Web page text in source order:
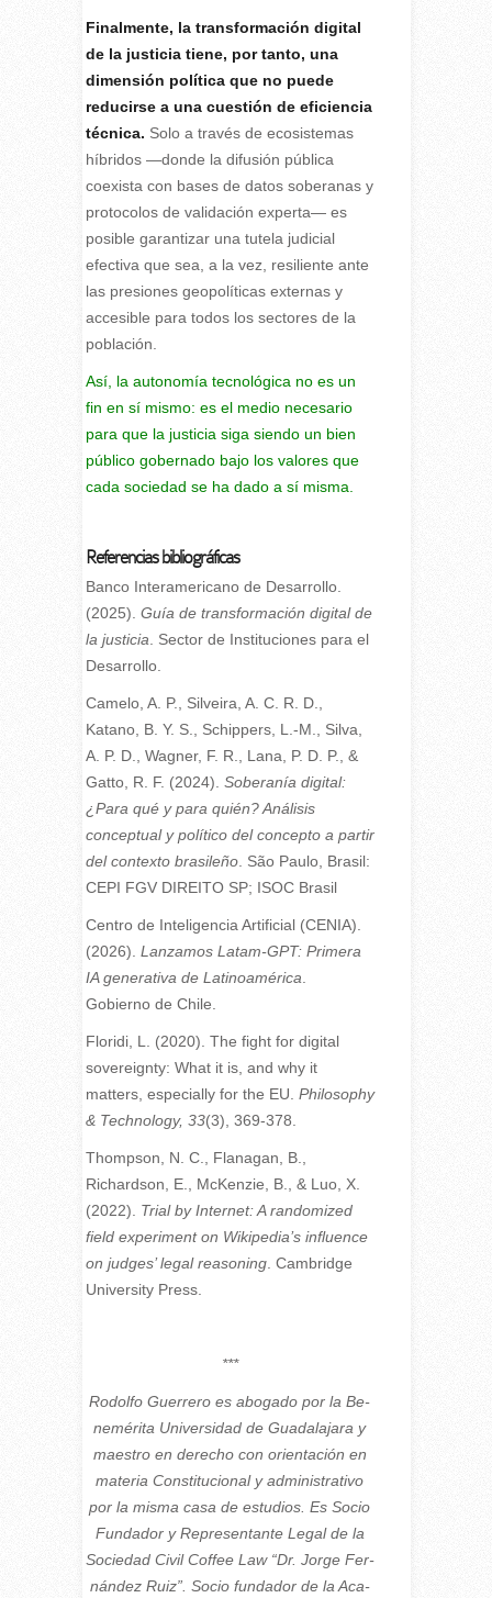
Finalmente, la transformación digital
de la justicia tiene, por tanto, una
dimensión política que no puede
reducirse a una cuestión de eficiencia
técnica. Solo a través de ecosistemas
híbridos —donde la difusión pública
coexista con bases de datos soberanas y
protocolos de validación experta— es
posible garantizar una tutela judicial
efectiva que sea, a la vez, resiliente ante
las presiones geopolíticas externas y
accesible para todos los sectores de la
población.
Así, la autonomía tecnológica no es un
fin en sí mismo: es el medio necesario
para que la justicia siga siendo un bien
público gobernado bajo los valores que
cada sociedad se ha dado a sí misma.
Referencias bibliográficas
Banco Interamericano de Desarrollo.
(2025). Guía de transformación digital de
la justicia . Sector de Instituciones para el
Desarrollo.
Camelo, A. P., Silveira, A. C. R. D.,
Katano, B. Y. S., Schippers, L.-M., Silva,
A. P. D., Wagner, F. R., Lana, P. D. P., &
Gatto, R. F. (2024). Soberanía digital:
¿Para qué y para quién? Análisis
conceptual y político del concepto a partir
del contexto brasileño. São Paulo, Brasil:
CEPI FGV DIREITO SP; ISOC Brasil
Centro de Inteligencia Artificial (CENIA).
(2026). Lanzamos Latam-GPT: Primera
IA generativa de Latinoamérica
Gobierno de Chile.
Floridi, L. (2020). The fight for digital
sovereignty: What it is, and why it
matters, especially for the EU. Philosophy
& Technology, 33(3), 369-378.
Thompson, N. C., Flanagan, B.,
Richardson, E., McKenzie, B., & Luo, X.
(2022). Trial by Internet: A randomized
field experiment on Wikipedia’s influence
on judges’ legal reasoning. Cambridge
University Press.
***
Ro­dol­fo Gue­rre­ro es abo­ga­do por la Be­
ne­mé­ri­ta Uni­ver­si­dad de Gua­da­la­ja­ra y
maes­tro en de­re­cho con orien­ta­ción en
ma­te­ria Cons­ti­tu­cio­nal y ad­mi­nis­tra­ti­vo
por la mis­ma casa de es­tu­dios. Es So­cio
Fun­da­dor y Re­pre­sen­tan­te Le­gal de la
So­cie­dad Ci­vil Cof­fee Law “Dr. Jor­ge Fer­
nán­dez Ruiz”. So­cio fun­da­dor de la Aca­